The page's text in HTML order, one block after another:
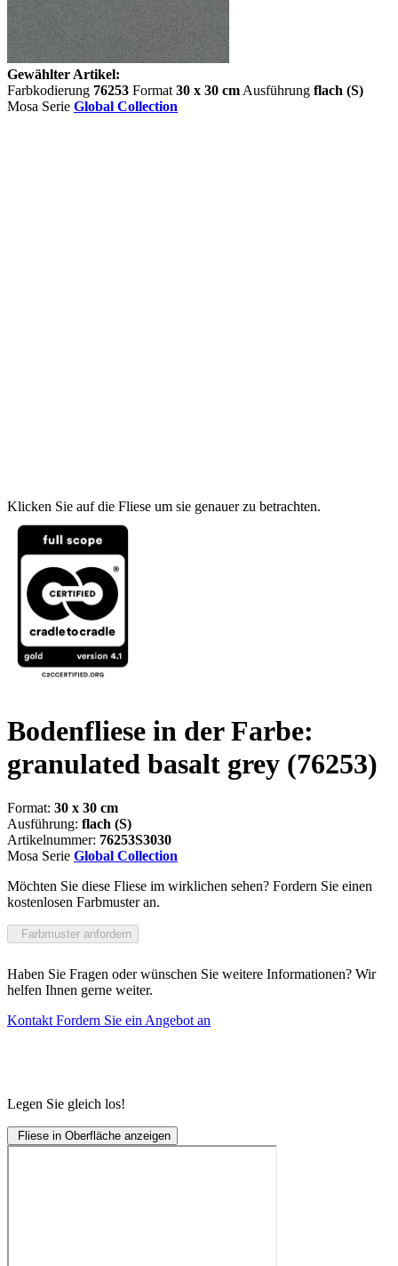
Gewählter Artikel:
Farbkodierung 76253 Format 30 x 30 cm Ausführung flach (S)
Mosa Serie Global Collection
Klicken Sie auf die Fliese um sie genauer zu betrachten.
Bodenfliese in der Farbe:
granulated basalt grey (76253)
Format: 30 x 30 cm
Ausführung: flach (S)
Artikelnummer: 76253S3030
Mosa Serie Global Collection
Möchten Sie diese Fliese im wirklichen sehen? Fordern Sie einen
kostenlosen Farbmuster an.
Farbmuster anfordern
Haben Sie Fragen oder wünschen Sie weitere Informationen? Wir
helfen Ihnen gerne weiter.
Kontakt Fordern Sie ein Angebot an
Legen Sie gleich los!
Fliese in Oberfläche anzeigen